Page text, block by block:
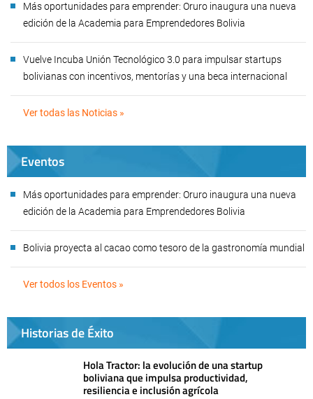
Más oportunidades para emprender: Oruro inaugura una nueva
edición de la Academia para Emprendedores Bolivia
Vuelve Incuba Unión Tecnológico 3.0 para impulsar startups
bolivianas con incentivos, mentorías y una beca internacional
Ver todas las Noticias »
Eventos
Más oportunidades para emprender: Oruro inaugura una nueva
edición de la Academia para Emprendedores Bolivia
Bolivia proyecta al cacao como tesoro de la gastronomía mundial
Ver todos los Eventos »
Historias de Éxito
Hola Tractor: la evolución de una startup
boliviana que impulsa productividad,
resiliencia e inclusión agrícola